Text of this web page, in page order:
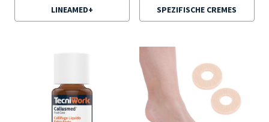
LINEAMED+ SPEZIFISCHE CREMES